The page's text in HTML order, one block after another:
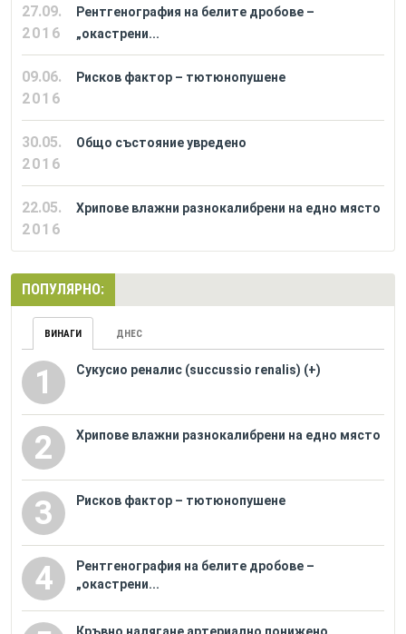
27.09.
2016
Рентгенография на белите дробове –
„окастрени...
09.06.
2016
Рисков фактор – тютюнопушене
30.05.
2016
Общо състояние увредено
22.05.
2016
Хрипове влажни разнокалибрени на едно място
ПОПУЛЯРНО:
ВИНАГИ ДНЕС
1 Сукусио реналис (succussio renalis) (+)
2 Хрипове влажни разнокалибрени на едно място
3 Рисков фактор – тютюнопушене
4
Рентгенография на белите дробове –
„окастрени...